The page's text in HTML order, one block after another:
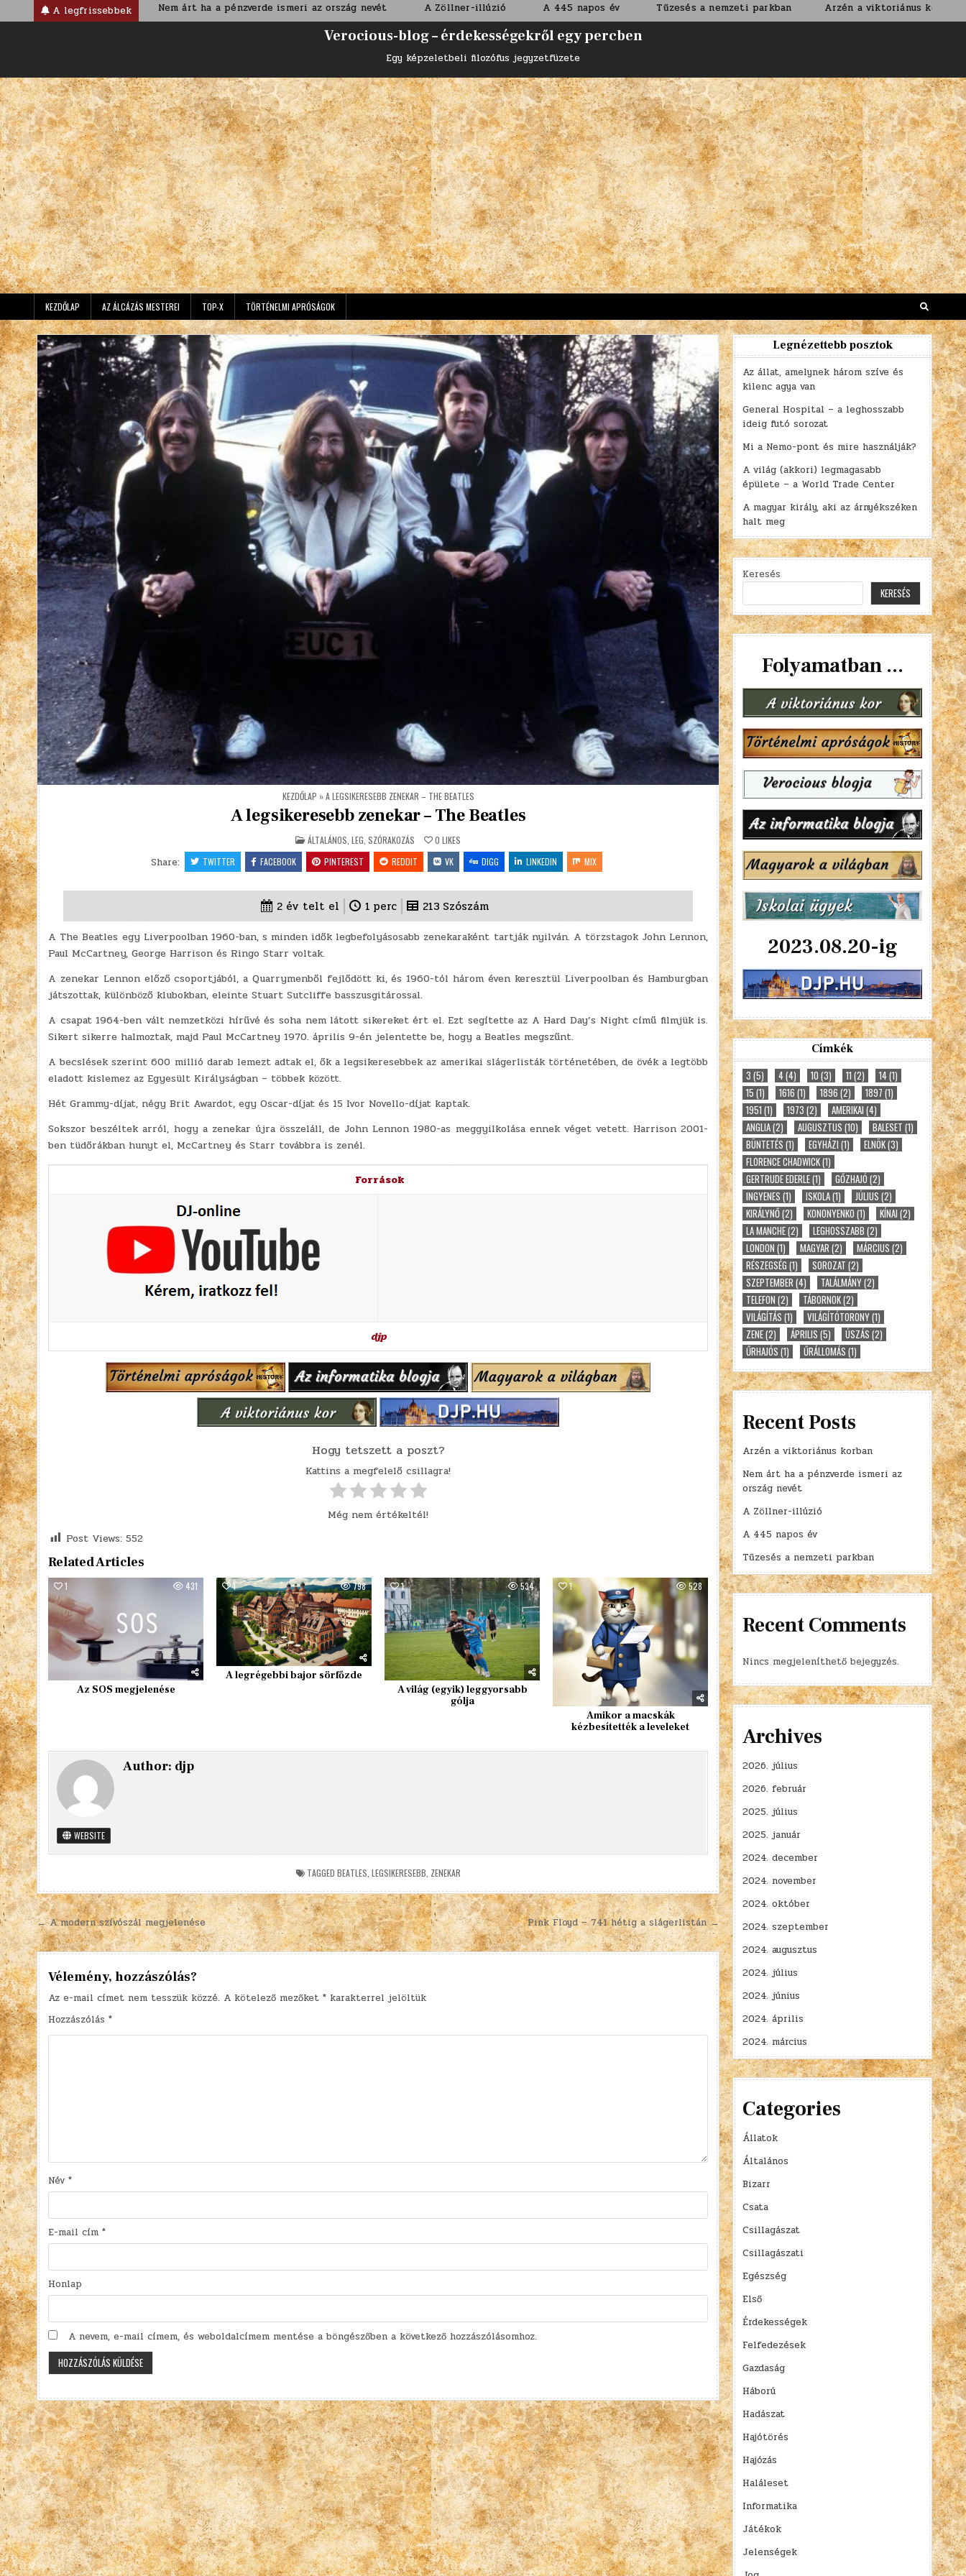
to
A legfrissebbek
korban Nem árt ha a pénzverde ismeri az ország nevét A Zöllner-illúzió A 445 napos év Tűzesés a nemzeti parkban Arzén a viktoriánus korban
Verocious-blog – érdekességekről egy percben
Egy képzeletbeli filozófus jegyzetfüzete
KEZDŐLAP AZ ÁLCÁZÁS MESTEREI TOP-X TÖRTÉNELMI APRÓSÁGOK
KEZDŐLAP »A LEGSIKERESEBB ZENEKAR – THE BEATLES
A legsikeresebb zenekar – The Beatles
POSTED
IN
ÁLTALÁNOS ,LEG ,SZÓRAKOZÁS 0 LIKES
Share: TWITTER FACEBOOK PINTEREST REDDIT VK DIGG LINKEDIN MIX
2 év telt el 1 perc 213 Szószám
A The Beatles egy Liverpoolban 1960-ban, s minden idők legbefolyásosabb zenekaraként tartják nyilván. A törzstagok John Lennon,
Paul McCartney, George Harrison és Ringo Starr voltak.
A zenekar Lennon előző csoportjából, a Quarrymenből fejlődött ki, és 1960-tól három éven keresztül Liverpoolban és Hamburgban
játszottak, különböző klubokban, eleinte Stuart Sutcliffe basszusgitárossal.
A csapat 1964-ben vált nemzetközi hírűvé és soha nem látott sikereket ért el. Ezt segítette az A Hard Day’s Night című filmjük is.
Sikert sikerre halmoztak, majd Paul McCartney 1970. április 9-én jelentette be, hogy a Beatles megszűnt.
A becslések szerint 600 millió darab lemezt adtak el, ők a legsikeresebbek az amerikai slágerlisták történetében, de övék a legtöbb
eladott kislemez az Egyesült Királyságban – többek között.
Hét Grammy-díjat, négy Brit Awardot, egy Oscar-díjat és 15 Ivor Novello-díjat kaptak.
Sokszor beszéltek arról, hogy a zenekar újra összeláll, de John Lennon 1980-as meggyilkolása ennek véget vetett. Harrison 2001-
ben tüdőrákban hunyt el, McCartney és Starr továbbra is zenél.
Források
djp
Hogy tetszett a poszt?
Kattins a megfelelő csillagra!
Még nem értékeltél!
Post Views: 552
Related Articles
1 431
Az SOS megjelenése
1 798
A legrégebbi bajor sörfőzde
1 534
A világ (egyik) leggyorsabb
gólja
1 528
Amikor a macskák
kézbesítették a leveleket
Author: djp
WEBSITE
TAGGED BEATLES LEGSIKERESEBB ZENEKAR
Bejegyzés
navigáció
Pink Floyd – 741 hétig a slágerlistán →
← A modern szívószál megjelenése
Vélemény, hozzászólás?
Az e-mail címet nem tesszük közzé. A kötelező mezőket* karakterrel jelöltük
Hozzászólás*
Név*
E-mail cím*
Honlap
A nevem, e-mail címem, és weboldalcímem mentése a böngészőben a következő hozzászólásomhoz.
Legnézettebb posztok
Az állat, amelynek három szíve és
kilenc agya van
General Hospital – a leghosszabb
ideig futó sorozat
Mi a Nemo-pont és mire használják?
A világ (akkori) legmagasabb
épülete – a World Trade Center
A magyar király, aki az árnyékszéken
halt meg
Keresés
KERESÉS
Folyamatban ...
2023.08.20-ig
Címkék
3 (5) 4(4) 10 (3) 11 (2) 14(1)
15 (1) 1616 (1) 1896 (2) 1897 (1)
1951 (1) 1973 (2) AMERIKAI (4)
ANGLIA(2) AUGUSZTUS (10) BALESET (1)
BÜNTETÉS (1) EGYHÁZI (1) ELNÖK(3)
FLORENCE CHADWICK(1)
GERTRUDE EDERLE(1) GŐZHAJÓ (2)
INGYENES (1) ISKOLA(1) JÚLIUS (2)
KIRÁLYNŐ(2) KONONYENKO (1) KÍNAI (2)
LA MANCHE(2) LEGHOSSZABB (2)
LONDON (1) MAGYAR (2) MÁRCIUS (2)
RÉSZEGSÉG (1) SOROZAT (2)
SZEPTEMBER (4) TALÁLMÁNY(2)
TELEFON (2) TÁBORNOK(2)
VILÁGÍTÁS (1) VILÁGÍTÓTORONY(1)
ZENE(2) ÁPRILIS (5) ÚSZÁS (2)
ŰRHAJÓS (1) ŰRÁLLOMÁS (1)
Recent Posts
Arzén a viktoriánus korban
Nem árt ha a pénzverde ismeri az
ország nevét
A Zöllner-illúzió
A 445 napos év
Tűzesés a nemzeti parkban
Recent Comments
Nincs megjeleníthető bejegyzés.
Archives
2026. július
2026. február
2025. július
2025. január
2024. december
2024. november
2024. október
2024. szeptember
2024. augusztus
2024. július
2024. június
2024. április
2024. március
Categories
Állatok
Általános
Bizarr
Csata
Csillagászat
Csillagászati
Egészség
Első
Érdekességek
Felfedezések
Gazdaság
Háború
Hadászat
Hajótörés
Hajózás
Haláleset
Informatika
Játékok
Jelenségek